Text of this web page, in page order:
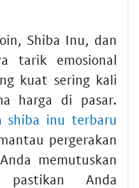
Shiba Inu, dan
tarik emosional
kuat sering kali
harga di pasar.
shiba inu terbaru
pergerakan
memutuskan
Anda